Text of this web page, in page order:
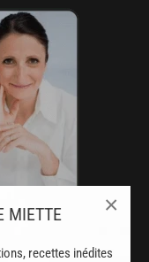
MIETTE
recettes inédites
×